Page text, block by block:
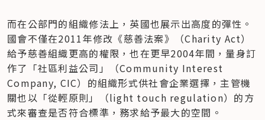
而在公部門的組織修法上，英國也展示出高度的彈性。
國會不僅在2011年修改《慈善法案》（Charity Act）
給予慈善組織更高的權限，也在更早2004年間，量身訂
作了「社區利益公司」（Community Interest
Company, CIC）的組織形式供社會企業選擇，主管機
關也以「從輕原則」（light touch regulation）的方
式來審查是否符合標準，務求給予最大的空間。